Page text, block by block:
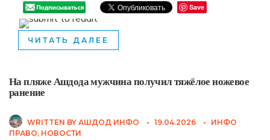
Save
ЧИТАТЬ ДАЛЕЕ
На пляже Ашдода мужчина получил тяжёлое ножевое
ранение
WRITTEN BY АШДОД ИНФО • 19.04.2026 •
ИНФО
ПРАВО, НОВОСТИ